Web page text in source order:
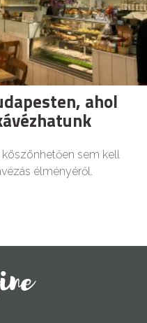
ahol
sem kell
élményéről.